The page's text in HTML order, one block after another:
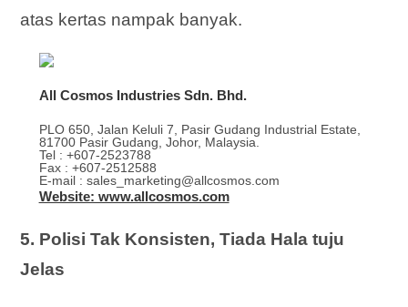
atas kertas nampak banyak.
All Cosmos Industries Sdn. Bhd.
PLO 650, Jalan Keluli 7, Pasir Gudang Industrial Estate,
81700 Pasir Gudang, Johor, Malaysia.
Tel : +607-2523788
Fax : +607-2512588
E-mail : sales_marketing@allcosmos.com
Website: www.allcosmos.com
5. Polisi Tak Konsisten, Tiada Hala tuju
Jelas